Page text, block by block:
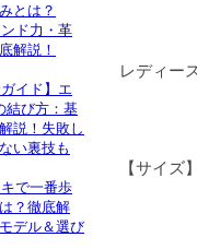
レディー
【サイズ
とは？
ンド力・革
解説！
イド】エ
結び方：基
説！失敗し
い裏技も
キで一番歩
？徹底解
デル＆選び